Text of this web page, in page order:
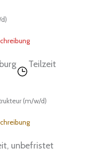
Teilzeit
(m/w/d)
unbefristet